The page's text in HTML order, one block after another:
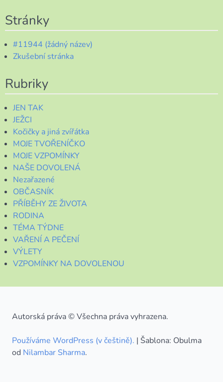
Stránky
#11944 (žádný název)
Zkušební stránka
Rubriky
JEN TAK
JEŽCI
Kočičky a jiná zvířátka
MOJE TVOŘENÍČKO
MOJE VZPOMÍNKY
NAŠE DOVOLENÁ
Nezařazené
OBČASNÍK
PŘÍBĚHY ZE ŽIVOTA
RODINA
TÉMA TÝDNE
VAŘENÍ A PEČENÍ
VÝLETY
VZPOMÍNKY NA DOVOLENOU
Autorská práva © Všechna práva vyhrazena.
Používáme WordPress (v češtině). | Šablona: Obulma
od Nilambar Sharma.